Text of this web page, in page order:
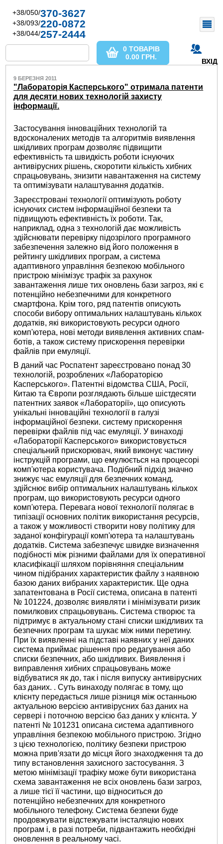
+38/050/370-3627
+38/093/220-0872
+38/044/257-2444
ВХІД
0 ТОВАРІВ
0.00 ГРН.
9 БЕРЕЗНЯ 2011
"Лабораторія Касперського" отримала патенти
для десяти нових технологій захисту
інформації.
Застосування інноваційних технологій та
вдосконалених методів та алгоритмів виявлення
шкідливих програм дозволяє підвищити
ефективність та швидкість роботи існуючих
антивірусних рішень, скоротити кількість хибних
спрацьовувань, знизити навантаження на систему
та оптимізувати налаштування додатків.
Зареєстровані технології оптимізують роботу
існуючих систем інформаційної безпеки та
підвищують ефективність їх роботи. Так,
наприклад, одна з технологій дає можливість
здійснювати перевірку підозрілого програмного
забезпечення залежно від його положення в
рейтингу шкідливих програм, а система
адаптивного управління безпекою мобільного
пристрою мінімізує трафік за рахунок
завантаження лише тих оновлень бази загроз, які є
потенційно небезпечними для конкретного
смартфона. Крім того, ряд патентів описують
способи вибору оптимальних налаштувань кількох
додатків, які використовують ресурси одного
комп'ютера, нові методи виявлення активних спам-
ботів, а також систему прискорення перевірки
файлів при емуляції.
В даний час Роспатент зареєстровано понад 30
технологій, розроблених «Лабораторією
Касперського». Патентні відомства США, Росії,
Китаю та Європи розглядають більше шістдесяти
патентних заявок «Лабораторії», що описують
унікальні інноваційні технології в галузі
інформаційної безпеки. систему прискорення
перевірки файлів під час емуляції. У винаході
«Лабораторії Касперського» використовується
спеціальний прискорювач, який виконує частину
інструкцій програми, що емулюється на процесорі
комп'ютера користувача. Подібний підхід значно
знижує час емуляції для безпечних команд.
здійснює вибір оптимальних налаштувань кількох
програм, що використовують ресурси одного
комп'ютера. Перевага нової технології полягає в
типізації основних політик використання ресурсів,
а також у можливості створити нову політику для
заданої конфігурації комп'ютера та налаштувань
додатків. Система забезпечує швидке визначення
подібності між різними файлами для їх оперативної
класифікації шляхом порівняння спеціальним
чином підібраних характеристик файлу з наявною
базою даних вибраних характеристик. Ще одна
запатентована в Росії система, описана в патенті
№ 101224, дозволяє виявляти і мінімізувати ризик
помилкових спрацьовувань. Система створює та
підтримує в актуальному стані списки шкідливих та
безпечних програм та шукає між ними перетину.
При їх виявленні на підставі наявних у неї даних
система приймає рішення про редагування або
списки безпечних, або шкідливих. Виявлення і
виправлення хибних спрацьовувань може
відбуватися як до, так і після випуску антивірусних
баз даних. . Суть винаходу полягає в тому, що
клієнту передається лише різниця між останньою
актуальною версією антивірусних баз даних на
сервері і поточною версією баз даних у клієнта. У
патенті № 101231 описана система адаптивного
управління безпекою мобільного пристрою. Згідно
з цією технологією, політику безпеки пристрою
можна прив'язати до місця його знаходження та до
типу встановлення захисного застосування. З
метою мінімізації трафіку може бути використана
схема завантаження не всіх оновлень бази загроз,
а лише тієї її частини, що відноситься до
потенційно небезпечних для конкретного
мобільного телефону. Система безпеки буде
продовжувати відстежувати інсталяцію нових
програм і, в разі потреби, підвантажить необхідні
оновлення в реальному часі.